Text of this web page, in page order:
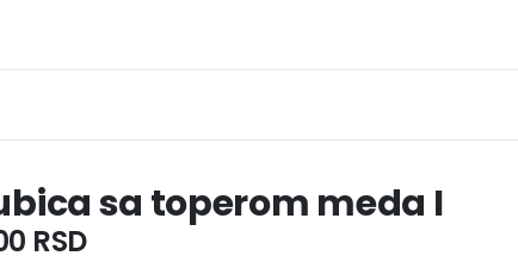
sa toperom meda I
RSD